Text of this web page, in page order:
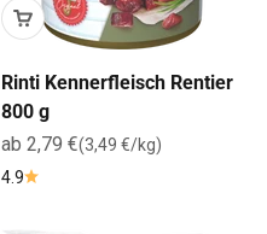
Rinti Kennerfleisch Rentier
800 g
Angebot
ab 2,79 €(3,49 €/kg)
4.9